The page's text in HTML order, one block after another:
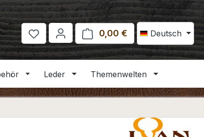
Deutsch
0,00 € Warenkorb
Leder Themenwelten